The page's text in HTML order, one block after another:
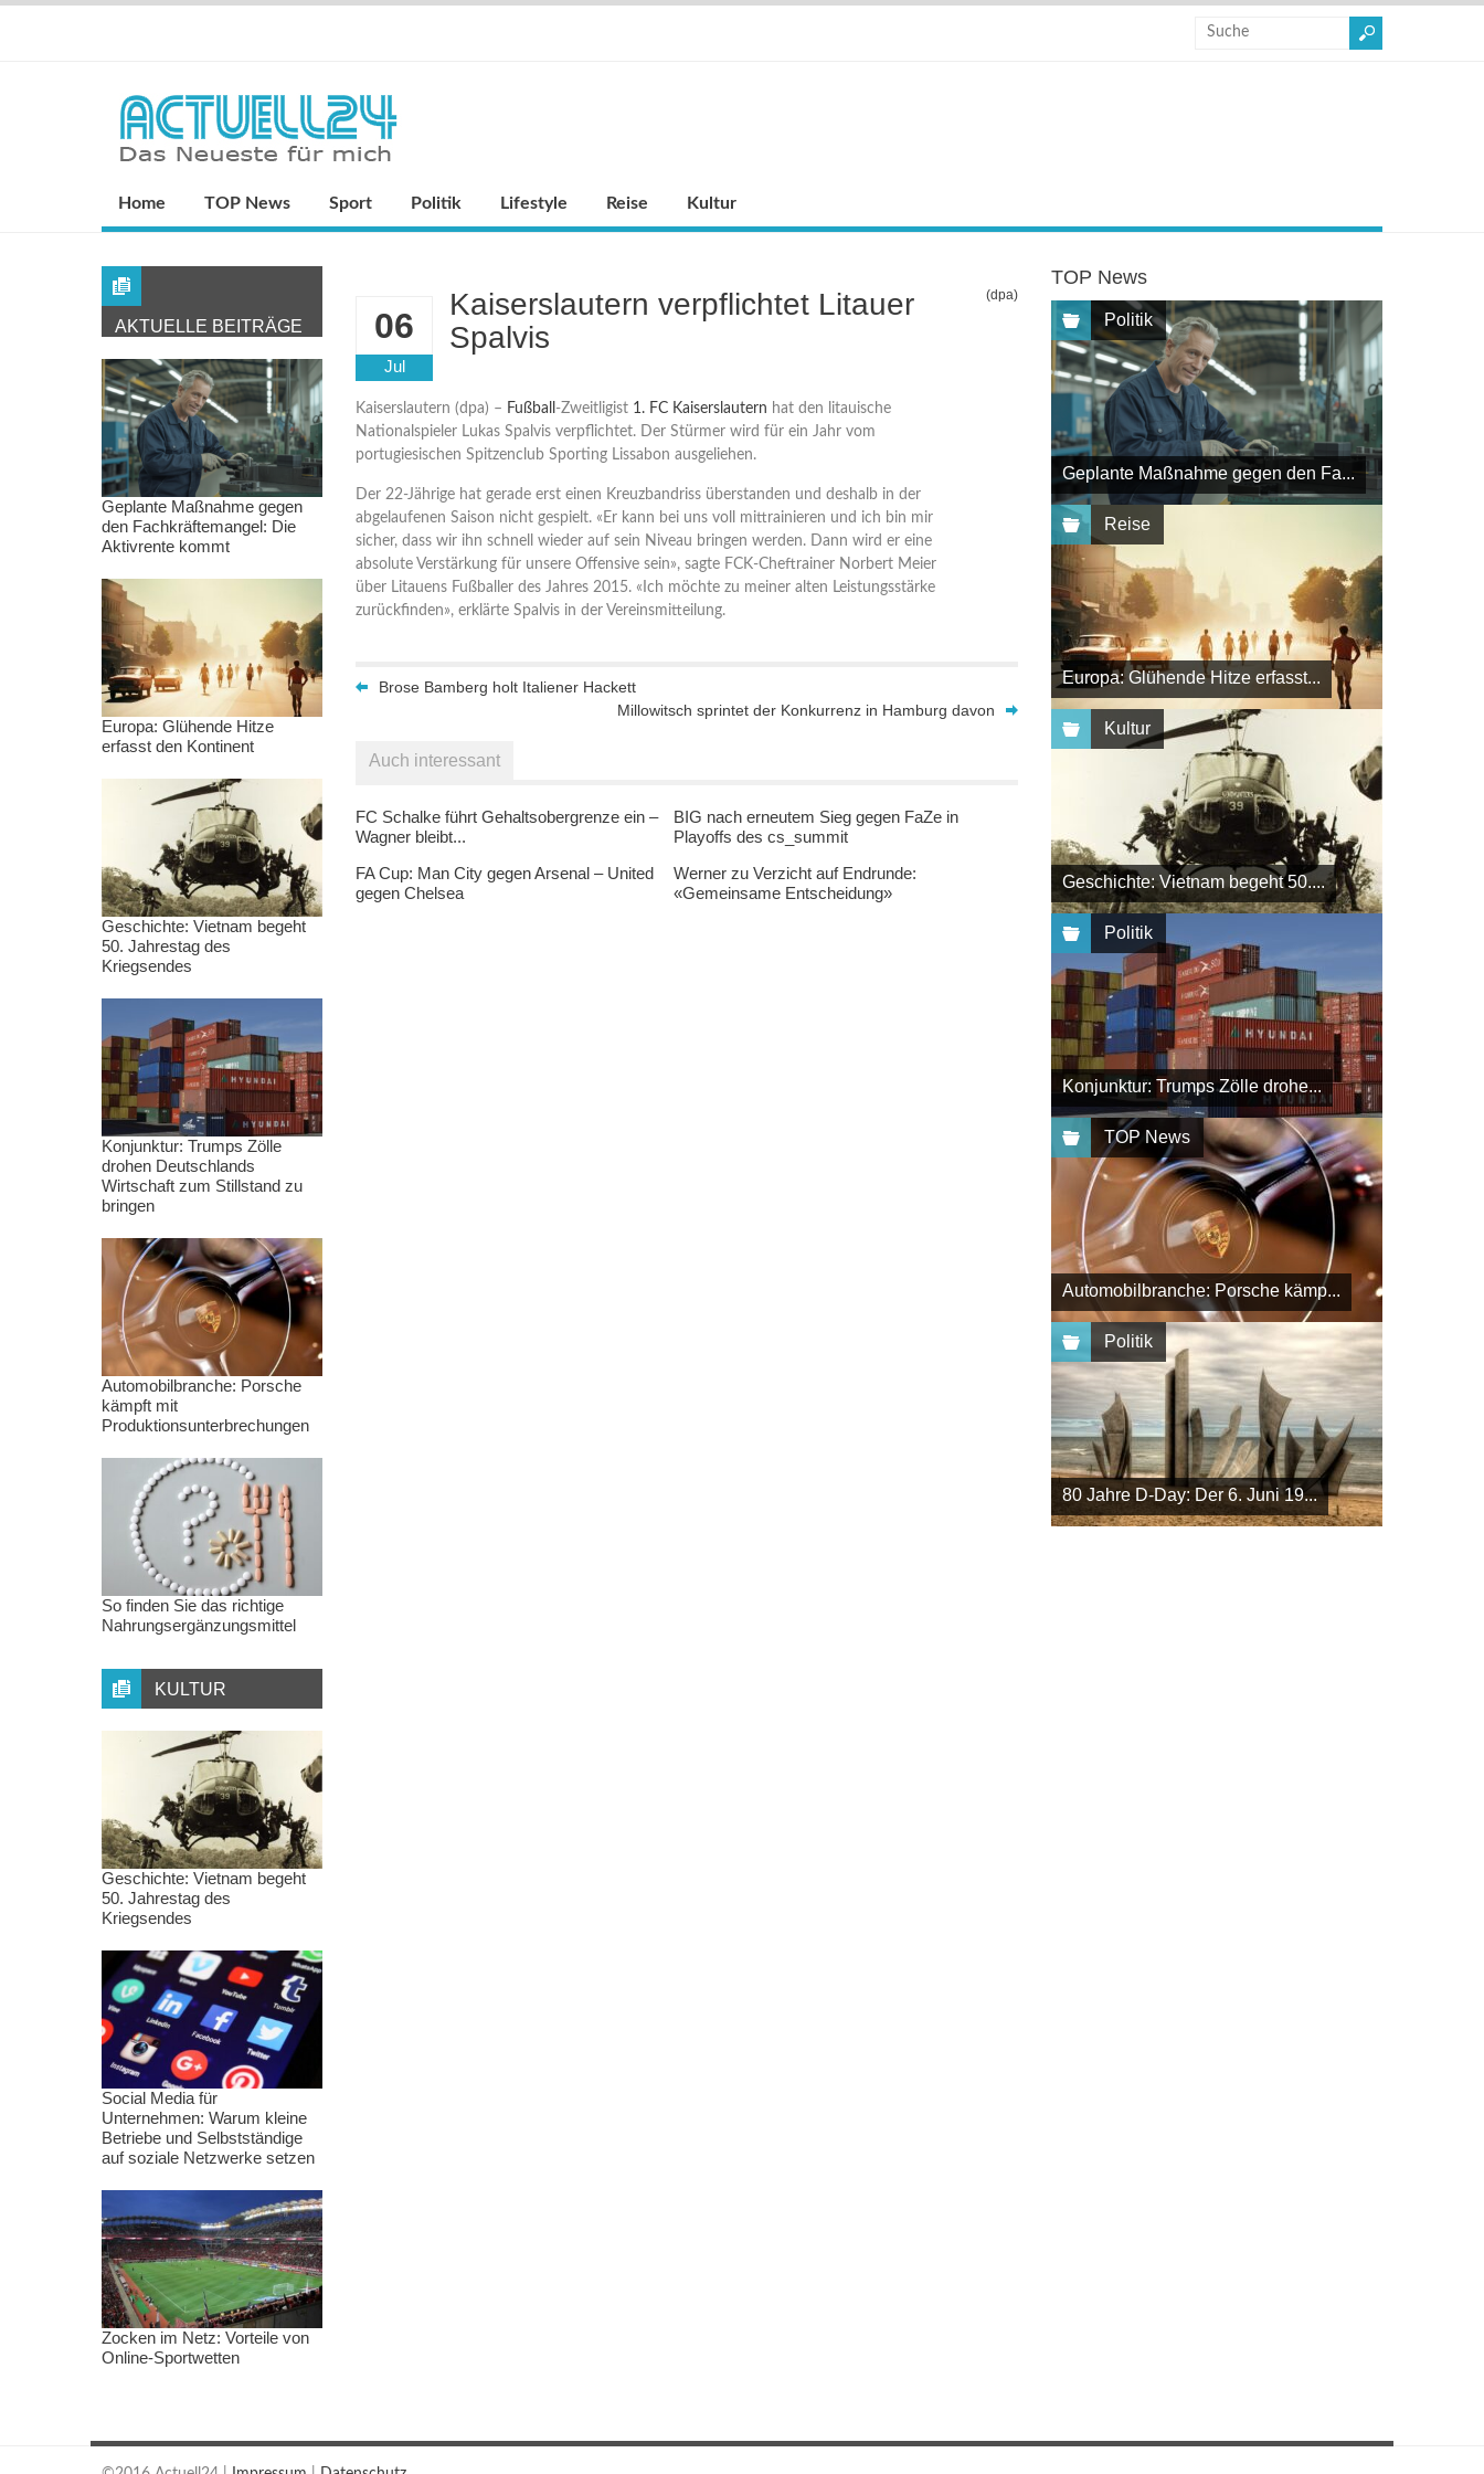
Home TOP News Sport Politik Lifestyle Reise Kultur
06
Jul
Kaiserslautern verpflichtet Litauer
Spalvis
(dpa)
Kaiserslautern (dpa) – Fußball -Zweitligist 1. FC Kaiserslautern hat den litauische
Nationalspieler Lukas Spalvis verpflichtet. Der Stürmer wird für ein Jahr vom
portugiesischen Spitzenclub Sporting Lissabon ausgeliehen.
Der 22-Jährige hat gerade erst einen Kreuzbandriss überstanden und deshalb in der
abgelaufenen Saison nicht gespielt. «Er kann bei uns voll mittrainieren und ich bin mir
sicher, dass wir ihn schnell wieder auf sein Niveau bringen werden. Dann wird er eine
absolute Verstärkung für unsere Offensive sein», sagte FCK-Cheftrainer Norbert Meier
über Litauens Fußballer des Jahres 2015. «Ich möchte zu meiner alten Leistungsstärke
zurückfinden», erklärte Spalvis in der Vereinsmitteilung.
Brose Bamberg holt Italiener Hackett
Millowitsch sprintet der Konkurrenz in Hamburg davon
Auch interessant
FC Schalke führt Gehaltsobergrenze ein –
Wagner bleibt...
BIG nach erneutem Sieg gegen FaZe in
Playoffs des cs_summit
FA Cup: Man City gegen Arsenal – United
gegen Chelsea
Werner zu Verzicht auf Endrunde:
«Gemeinsame Entscheidung»
TOP News
Politik
Geplante Maßnahme gegen den Fa...
Reise
Europa: Glühende Hitze erfasst...
Kultur
Geschichte: Vietnam begeht 50....
Politik
Konjunktur: Trumps Zölle drohe...
TOP News
Automobilbranche: Porsche kämp...
Politik
80 Jahre D-Day: Der 6. Juni 19...
AKTUELLE BEITRÄGE
Geplante Maßnahme gegen
den Fachkräftemangel: Die
Aktivrente kommt
Europa: Glühende Hitze
erfasst den Kontinent
Geschichte: Vietnam begeht
50. Jahrestag des
Kriegsendes
Konjunktur: Trumps Zölle
drohen Deutschlands
Wirtschaft zum Stillstand zu
bringen
Automobilbranche: Porsche
kämpft mit
Produktionsunterbrechungen
So finden Sie das richtige
Nahrungsergänzungsmittel
KULTUR
Geschichte: Vietnam begeht
50. Jahrestag des
Kriegsendes
Social Media für
Unternehmen: Warum kleine
Betriebe und Selbstständige
auf soziale Netzwerke setzen
Zocken im Netz: Vorteile von
Online-Sportwetten